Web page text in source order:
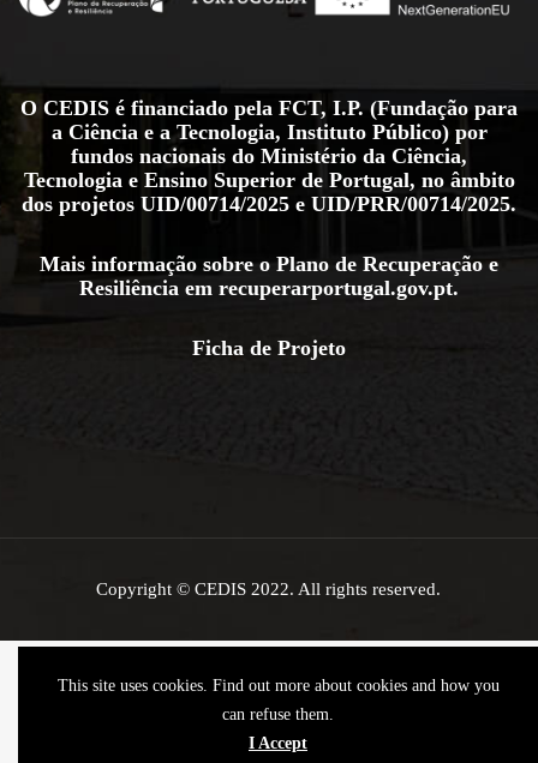
O CEDIS é financiado pela FCT, I.P. (Fundação para
a Ciência e a Tecnologia, Instituto Público) por
fundos nacionais do Ministério da Ciência,
Tecnologia e Ensino Superior de Portugal, no âmbito
dos projetos UID/00714/2025 e UID/PRR/00714/2025.
Mais informação sobre o Plano de Recuperação e
Resiliência em recuperarportugal.gov.pt.
Ficha de Projeto
Copyright © CEDIS 2022. All rights reserved.
This site uses cookies. Find out more about cookies and how you
can refuse them.
I Accept